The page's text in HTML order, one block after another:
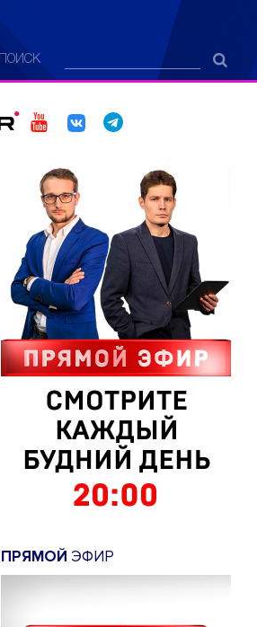
ПОИСК
ПРЯМОЙ ЭФИР